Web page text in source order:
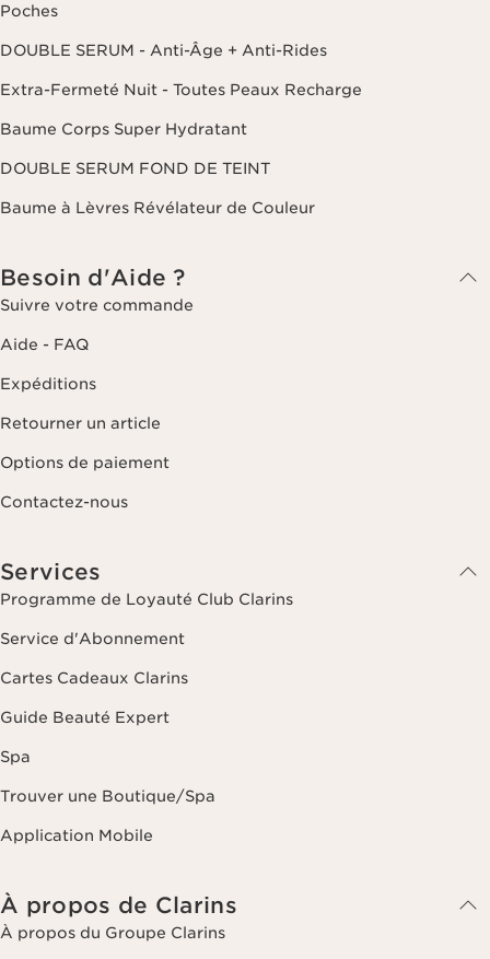
Poches
DOUBLE SERUM - Anti-Âge + Anti-Rides
Extra-Fermeté Nuit - Toutes Peaux Recharge
Baume Corps Super Hydratant
DOUBLE SERUM FOND DE TEINT
Baume à Lèvres Révélateur de Couleur
Besoin d'Aide ?
Suivre votre commande
Aide - FAQ
Expéditions
Retourner un article
Options de paiement
Contactez-nous
Services
Programme de Loyauté Club Clarins
Service d'Abonnement
Cartes Cadeaux Clarins
Guide Beauté Expert
Spa
Trouver une Boutique/Spa
Application Mobile
À propos de Clarins
À propos du Groupe Clarins